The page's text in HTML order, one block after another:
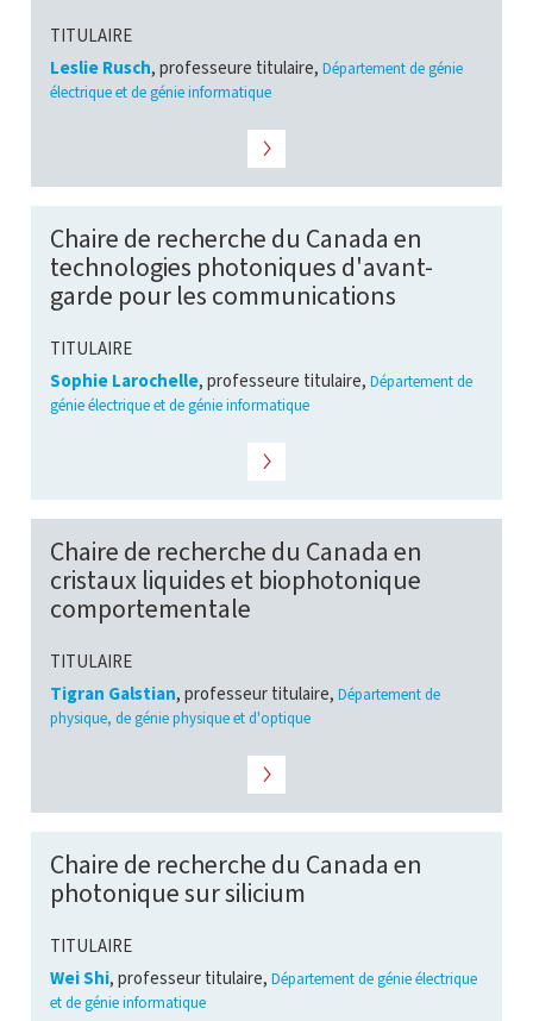
TITULAIRE
Leslie Rusch, professeure titulaire, Département de génie
électrique et de génie informatique
Chaire de recherche du Canada en
technologies photoniques d'avant-
garde pour les communications
TITULAIRE
Sophie Larochelle, professeure titulaire, Département de
génie électrique et de génie informatique
Chaire de recherche du Canada en
cristaux liquides et biophotonique
comportementale
TITULAIRE
Tigran Galstian, professeur titulaire, Département de
physique, de génie physique et d'optique
Chaire de recherche du Canada en
photonique sur silicium
TITULAIRE
Wei Shi, professeur titulaire, Département de génie électrique
et de génie informatique